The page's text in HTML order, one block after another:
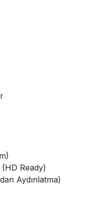
Ready)
Aydınlatma)